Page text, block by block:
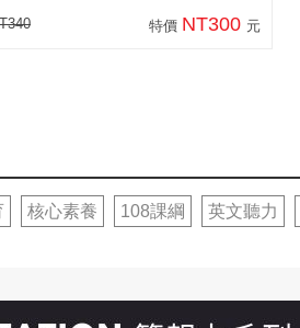
特價 NT300 元
核心素養 108課綱 英文聽力